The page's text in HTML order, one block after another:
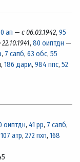
ап — с 06.03.1942, 95
, 80 оиптдн —
, 7 сапб, 63 обс, 55
186 дарм, 984 ппс, 52
оиптдн, 41 рр, 7 сапб,
107 атр, 272 пхп, 168